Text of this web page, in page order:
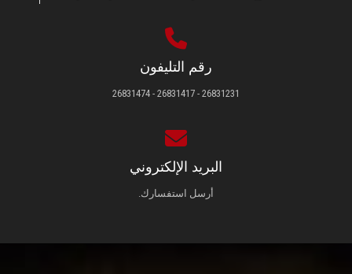
رقم التليفون
26831231 - 26831417 - 26831474
البريد الإلكتروني
أرسل استفسارك.